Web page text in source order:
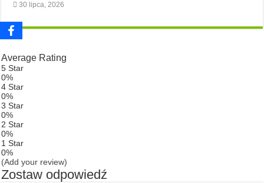
30 lipca, 2026
Average Rating
5 Star
0%
4 Star
0%
3 Star
0%
2 Star
0%
1 Star
0%
(Add your review)
Zostaw odpowiedź